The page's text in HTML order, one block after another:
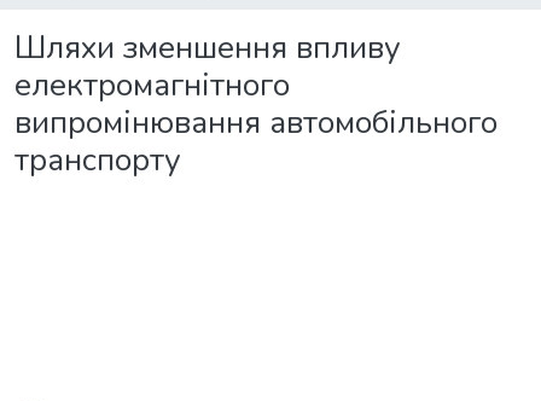
Шляхи зменшення впливу
електромагнітного
випромінювання автомобільного
транспорту